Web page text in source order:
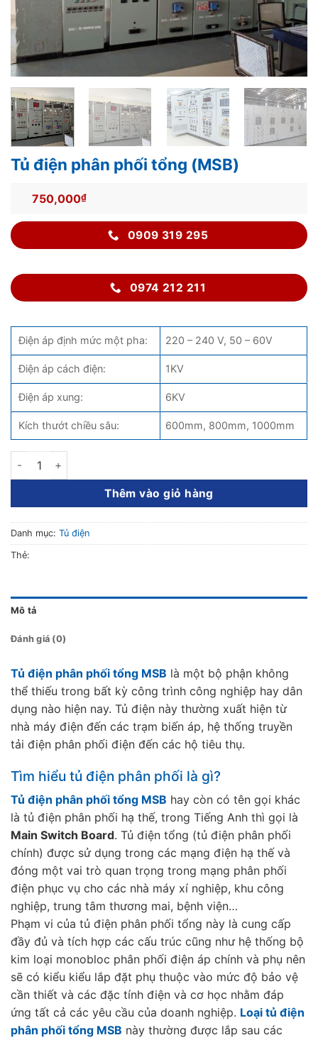
Tủ điện phân phối tổng (MSB)
750,000₫
0909 319 295
0974 212 211
Điện áp định mức một pha: 220 – 240 V, 50 – 60V
Điện áp cách điện: 1KV
Điện áp xung: 6KV
Kích thướt chiều sâu: 600mm, 800mm, 1000mm
Tủ điện phân phối tổng (MSB) số lượng
Thêm vào giỏ hàng
Danh mục: Tủ điện
Thẻ:
Mô tả
Đánh giá (0)
Tủ điện phân phối tổng MSB là một bộ phận không
thể thiếu trong bất kỳ công trình công nghiệp hay dân
dụng nào hiện nay. Tủ điện này thường xuất hiện từ
nhà máy điện đến các trạm biến áp, hệ thống truyền
tải điện phân phối điện đến các hộ tiêu thụ.
Tìm hiểu tủ điện phân phối là gì?
Tủ điện phân phối tổng MSB hay còn có tên gọi khác
là tủ điện phân phối hạ thế, trong Tiếng Anh thì gọi là
Main Switch Board. Tủ điện tổng (tủ điện phân phối
chính) được sử dụng trong các mạng điện hạ thế và
đóng một vai trò quan trọng trong mạng phân phối
điện phục vụ cho các nhà máy xí nghiệp, khu công
nghiệp, trung tâm thương mai, bệnh viện…
Phạm vi của tủ điện phân phối tổng này là cung cấp
đầy đủ và tích hợp các cấu trúc cũng như hệ thống bộ
kim loại monobloc phân phối điện áp chính và phụ nên
sẽ có kiểu kiểu lắp đặt phụ thuộc vào mức độ bảo vệ
cần thiết và các đặc tính điện và cơ học nhằm đáp
ứng tất cả các yêu cầu của doanh nghiệp. Loại tủ điện
phân phối tổng MSB này thường được lắp sau các